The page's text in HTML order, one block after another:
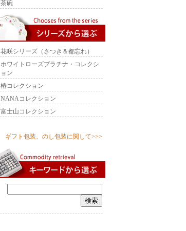
茶碗
花咲シリーズ（さつき＆都忘れ）
ホワイトローズプラチナ・コレクシ
ョン
椿コレクション
NANAコレクション
富士山コレクション
ギフト包装、のし包装に関して>>>